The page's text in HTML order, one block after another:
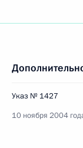
Указ № 1427
10 ноября 2004